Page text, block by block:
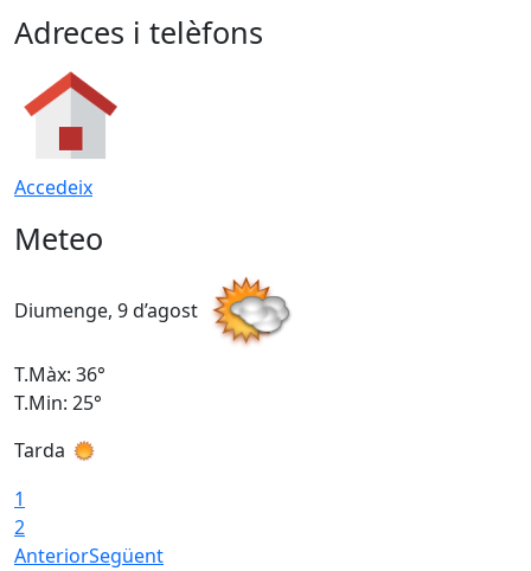
Adreces i telèfons
Accedeix
Meteo
Diumenge, 9 d’agost
T.Màx: 36°
T.Min: 25°
Tarda
1
2
AnteriorSegüent